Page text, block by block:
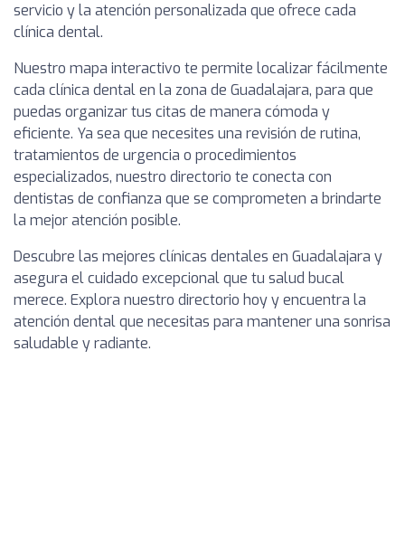
servicio y la atención personalizada que ofrece cada
clínica dental.
Nuestro mapa interactivo te permite localizar fácilmente
cada clínica dental en la zona de Guadalajara, para que
puedas organizar tus citas de manera cómoda y
eficiente. Ya sea que necesites una revisión de rutina,
tratamientos de urgencia o procedimientos
especializados, nuestro directorio te conecta con
dentistas de confianza que se comprometen a brindarte
la mejor atención posible.
Descubre las mejores clínicas dentales en Guadalajara y
asegura el cuidado excepcional que tu salud bucal
merece. Explora nuestro directorio hoy y encuentra la
atención dental que necesitas para mantener una sonrisa
saludable y radiante.